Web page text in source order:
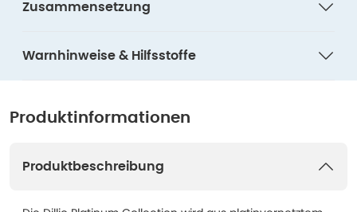
Zusammensetzung
Warnhinweise & Hilfsstoffe
Produktinformationen
Produktbeschreibung